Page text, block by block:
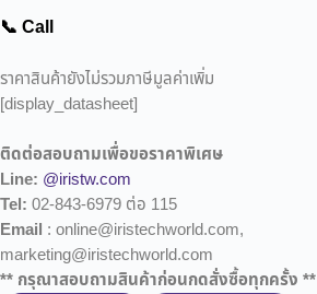
📞 Call
ราคาสินค้ายังไม่รวมภาษีมูลค่าเพิ่ม
[display_datasheet]
ติดต่อสอบถามเพื่อขอราคาพิเศษ
Line: @iristw.com
Tel: 02-843-6979 ต่อ 115
Email : online@iristechworld.com,
marketing@iristechworld.com
** กรุณาสอบถามสินค้าก่อนกดสั่งซื้อทุกครั้ง **